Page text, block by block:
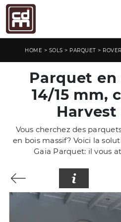
HOME > SOLS > PARQUET >
Parquet en
14/15 mm,
Harvest
Vous cherchez des
en bois massif? Voici la
Gaia Parquet: il vous